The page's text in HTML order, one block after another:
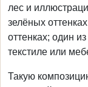
лес и
зелёных
оттенках; один
текстиле или
Такую